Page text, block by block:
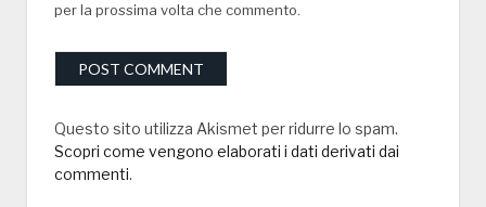
per la prossima volta che commento.
Questo sito utilizza Akismet per ridurre lo spam.
Scopri come vengono elaborati i dati derivati dai
commenti.